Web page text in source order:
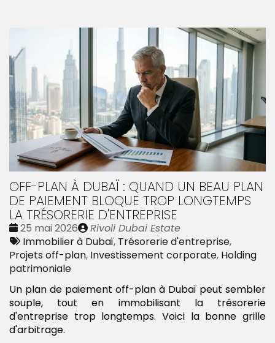
OFF-PLAN À DUBAÏ : QUAND UN BEAU PLAN
DE PAIEMENT BLOQUE TROP LONGTEMPS
LA TRÉSORERIE D'ENTREPRISE
Date
:
25 mai 2026
Publié
par
Rivoli Dubai Estate
Tags
:
Immobilier à Dubaï, Trésorerie d'entreprise,
Projets off-plan, Investissement corporate, Holding
patrimoniale
Un plan de paiement off-plan à Dubaï peut sembler
souple, tout en immobilisant la trésorerie
d'entreprise trop longtemps. Voici la bonne grille
d'arbitrage.